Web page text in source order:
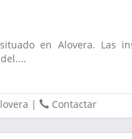
en Alovera. Las
| Contactar